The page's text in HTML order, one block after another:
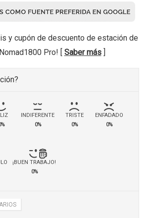
y cupón de descuento de estación de
Pro! [ Saber más]
INDIFERENTE
0%
TRISTE
0%
ENFADADO
0%
¡BUEN TRABAJO!
0%